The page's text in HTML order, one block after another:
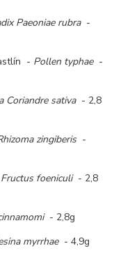
Paeoniae rubra -
- Pollen typhae -
Coriandre sativa - 2,8
zingiberis -
Fructus foeniculi - 2,8
- 2,8g
myrrhae - 4,9g